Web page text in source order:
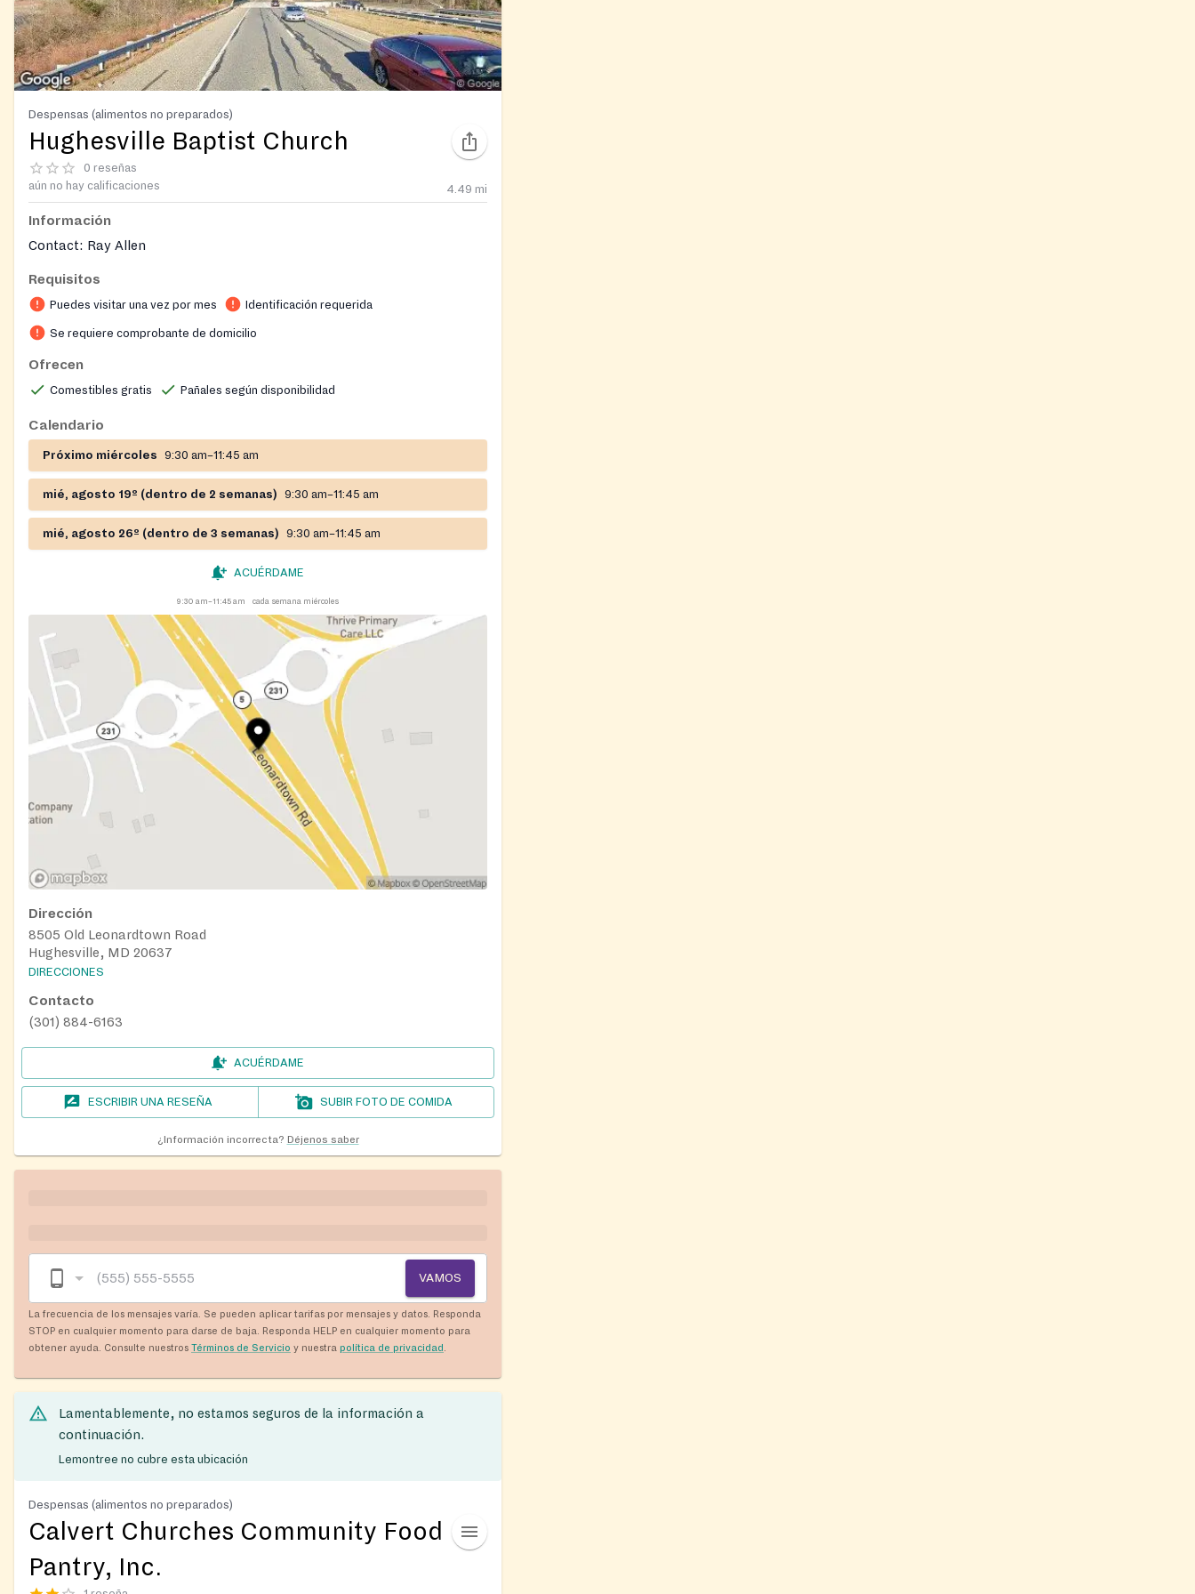
Despensas (alimentos no preparados)
Hughesville Baptist Church
0 reseñas
aún no hay calificaciones
4.49 mi
Información
Contact: Ray Allen
Requisitos
Puedes visitar una vez por mes Identificación requerida
Se requiere comprobante de domicilio
Ofrecen
Comestibles gratis Pañales según disponibilidad
Calendario
Próximo miércoles 9:30 am–11:45 am
mié, agosto 19º (dentro de 2 semanas) 9:30 am–11:45 am
mié, agosto 26º (dentro de 3 semanas) 9:30 am–11:45 am
ACUÉRDAME
9:30 am–11:45 am cada semana miércoles
Dirección
8505 Old Leonardtown Road
Hughesville, MD 20637
DIRECCIONES
Contacto
(301) 884-6163
ACUÉRDAME
ESCRIBIR UNA RESEÑA SUBIR FOTO DE COMIDA
¿Información incorrecta? Déjenos saber
VAMOS
La frecuencia de los mensajes varía. Se pueden aplicar tarifas por mensajes y datos. Responda
STOP en cualquier momento para darse de baja. Responda HELP en cualquier momento para
obtener ayuda. Consulte nuestros Términos de Servicio y nuestra política de privacidad
Lamentablemente, no estamos seguros de la información a
continuación.
Lemontree no cubre esta ubicación
Despensas (alimentos no preparados)
Calvert Churches Community Food
Pantry, Inc.